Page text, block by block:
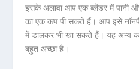
इसके अलावा आप एक ब्लेंडर में पानी
का एक कप पी सकते हैं। आप इसे
में डालकर भी खा सकते हैं। यह अन्य
बहुत अच्छा है।